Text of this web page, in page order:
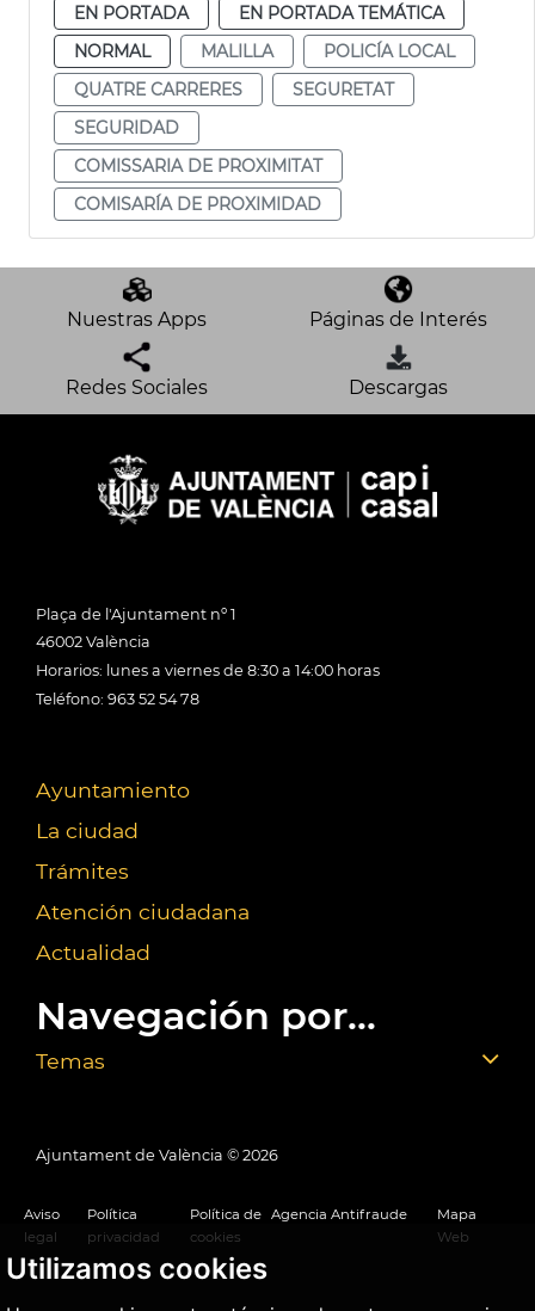
Utilizamos cookies
EN PORTADA
EN PORTADA TEMÁTICA
NORMAL
MALILLA
POLICÍA LOCAL
QUATRE CARRERES
SEGURETAT
SEGURIDAD
COMISSARIA DE PROXIMITAT
COMISARÍA DE PROXIMIDAD
Nuestras Apps Páginas de Interés
Redes Sociales Descargas
Plaça de l'Ajuntament nº 1
46002 València
Horarios: lunes a viernes de 8:30 a 14:00 horas
Teléfono: 963 52 54 78
Ayuntamiento
La ciudad
Trámites
Atención ciudadana
Actualidad
Navegación por...
Temas
Ajuntament de València © 2026
Aviso
legal
Política
privacidad
Política de
cookies
Agencia Antifraude
Mapa
Web